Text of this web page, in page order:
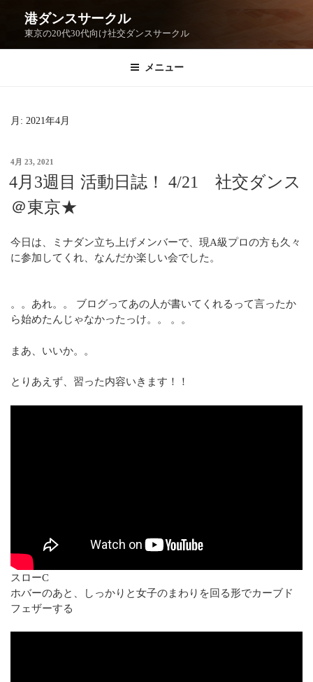
港ダンスサークル
東京の20代30代向け社交ダンスサークル
メニュー
月: 2021年4月
4月 23, 2021
4月3週目 活動日誌！ 4/21 社交ダンス
＠東京★
今日は、ミナダン立ち上げメンバーで、現A級プロの方も久々
に参加してくれ、なんだか楽しい会でした。
。。あれ。。 ブログってあの人が書いてくれるって言ったか
ら始めたんじゃなかったっけ。。 。。
まあ、いいか。。
とりあえず、習った内容いきます！！
スローC
ホバーのあと、しっかりと女子のまわりを回る形でカーブド
フェザーする